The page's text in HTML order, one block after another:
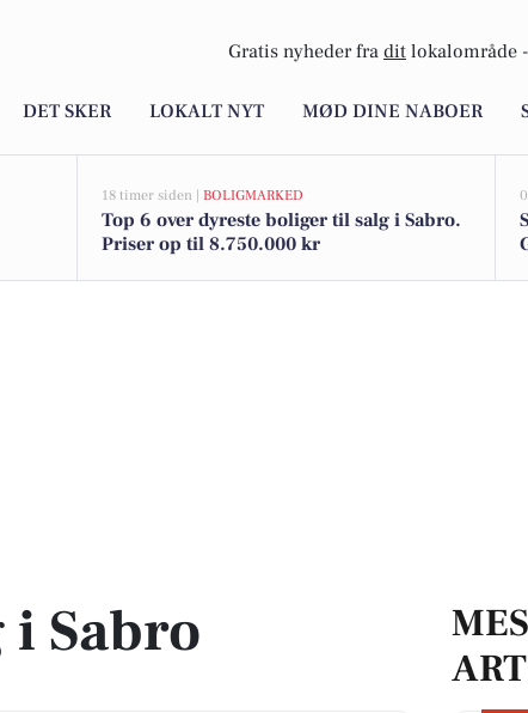
Gratis nyheder fra dit lokalområde -
DET SKER LOKALT NYT MØD DINE NABOER
18 timer siden | BOLIGMARKED
Top 6 over dyreste boliger til salg i Sabro.
Priser op til 8.750.000 kr
Sabro